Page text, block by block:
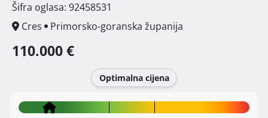
Šifra oglasa: 92458531
Cres
Primorsko-goranska županija
110.000 €
Optimalna cijena